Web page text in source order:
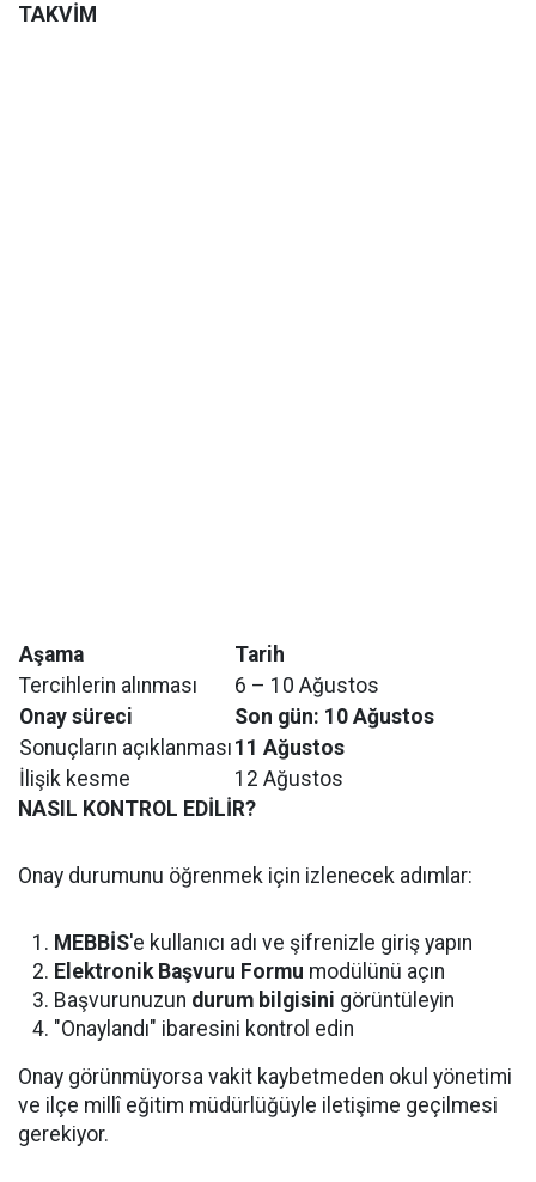
TAKVİM
Aşama
Tarih
Tercihlerin alınması
6 – 10 Ağustos
Onay süreci
Son gün: 10 Ağustos
Sonuçların açıklanması 11 Ağustos
İlişik kesme
12 Ağustos
NASIL KONTROL EDİLİR?
Onay durumunu öğrenmek için izlenecek adımlar:
MEBBİS'e kullanıcı adı ve şifrenizle giriş yapın
Elektronik Başvuru Formu modülünü açın
Başvurunuzun durum bilgisini görüntüleyin
"Onaylandı" ibaresini kontrol edin
Onay görünmüyorsa vakit kaybetmeden okul yönetimi
ve ilçe millî eğitim müdürlüğüyle iletişime geçilmesi
gerekiyor.